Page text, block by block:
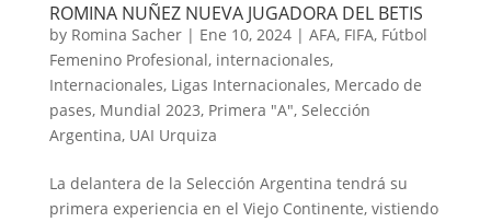
ROMINA NUÑEZ NUEVA JUGADORA DEL BETIS
by Romina Sacher| Ene 10, 2024| AFA, FIFA, Fútbol
Femenino Profesional, internacionales,
Internacionales, Ligas Internacionales, Mercado de
pases, Mundial 2023, Primera "A", Selección
Argentina, UAI Urquiza
La delantera de la Selección Argentina tendrá su
primera experiencia en el Viejo Continente, vistiendo